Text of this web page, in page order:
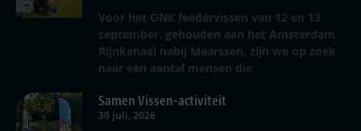
Voor het ONK feedervissen van 12 en 13
september, gehouden aan het Amsterdam
Rijnkanaal nabij Maarssen, zijn we op zoek
naar een aantal mensen die
Samen Vissen-activiteit
30 juli, 2026